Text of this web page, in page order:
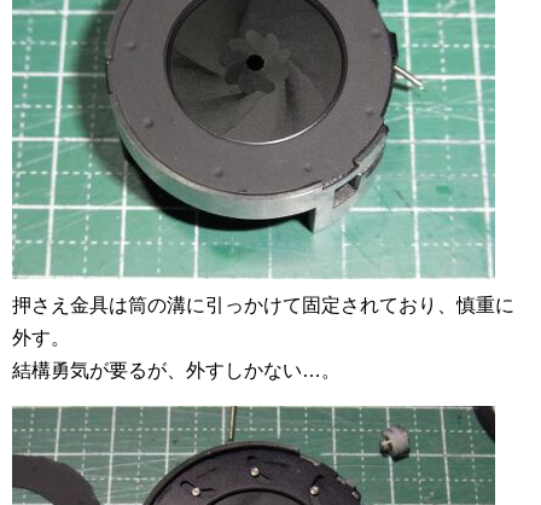
押さえ金具は筒の溝に引っかけて固定されており、慎重に
外す。
結構勇気が要るが、外すしかない…。